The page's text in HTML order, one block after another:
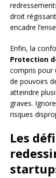
droit
encadre
Enfin, la
Protection
compris pour
de pouvoirs
atteindre
graves.
risques
Les